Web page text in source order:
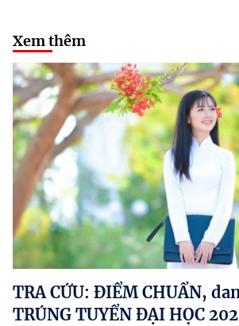
Xem thêm
TRA CỨU: ĐIỂM CHUẨN,
TRÚNG TUYỂN ĐẠI HỌC